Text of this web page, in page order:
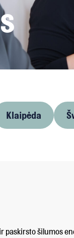
Klaipėda
paskirsto šilumos